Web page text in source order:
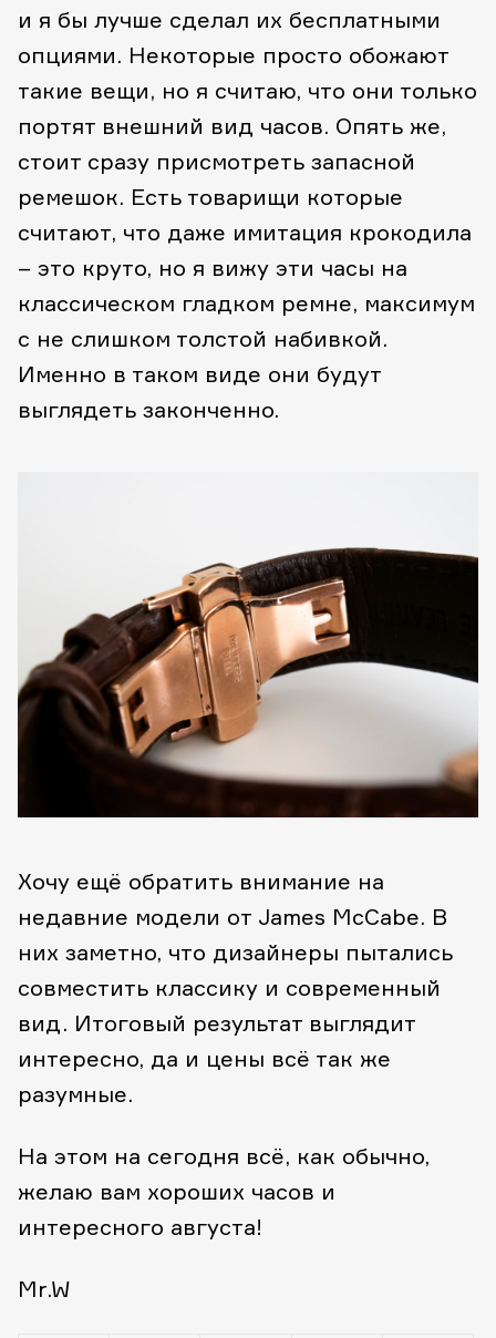
и я бы лучше сделал их бесплатными
опциями. Некоторые просто обожают
такие вещи, но я считаю, что они только
портят внешний вид часов. Опять же,
стоит сразу присмотреть запасной
ремешок. Есть товарищи которые
считают, что даже имитация крокодила
– это круто, но я вижу эти часы на
классическом гладком ремне, максимум
с не слишком толстой набивкой.
Именно в таком виде они будут
выглядеть законченно.
Хочу ещё обратить внимание на
недавние модели от James McCabe. В
них заметно, что дизайнеры пытались
совместить классику и современный
вид. Итоговый результат выглядит
интересно, да и цены всё так же
разумные.
На этом на сегодня всё, как обычно,
желаю вам хороших часов и
интересного августа!
Mr.W